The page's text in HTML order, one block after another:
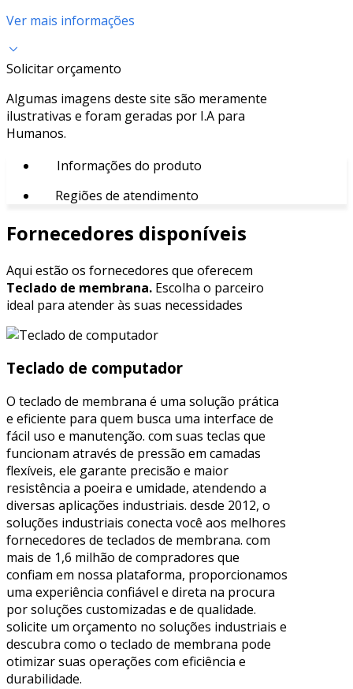
Ver mais informações
Solicitar orçamento
Algumas imagens deste site são meramente
ilustrativas e foram geradas por I.A para
Humanos.
Informações do produto
Regiões de atendimento
Fornecedores disponíveis
Aqui estão os fornecedores que oferecem
Teclado de membrana. Escolha o parceiro
ideal para atender às suas necessidades
Teclado de computador
O teclado de membrana é uma solução prática
e eficiente para quem busca uma interface de
fácil uso e manutenção. com suas teclas que
funcionam através de pressão em camadas
flexíveis, ele garante precisão e maior
resistência a poeira e umidade, atendendo a
diversas aplicações industriais. desde 2012, o
soluções industriais conecta você aos melhores
fornecedores de teclados de membrana. com
mais de 1,6 milhão de compradores que
confiam em nossa plataforma, proporcionamos
uma experiência confiável e direta na procura
por soluções customizadas e de qualidade.
solicite um orçamento no soluções industriais e
descubra como o teclado de membrana pode
otimizar suas operações com eficiência e
durabilidade.